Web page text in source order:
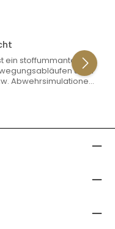
ein stoffummanteltes
unter
Abwehrsimulationen
werden. Verbessern
- Zugstärke ca. 20
Bordeaux: schwerer
Länge
mit erhöhtem
Alternative zum